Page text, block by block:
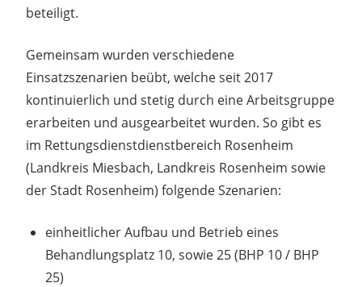
beteiligt.
Gemeinsam wurden verschiedene
Einsatzszenarien beübt, welche seit 2017
kontinuierlich und stetig durch eine Arbeitsgruppe
erarbeiten und ausgearbeitet wurden. So gibt es
im Rettungsdienstdienstbereich Rosenheim
(Landkreis Miesbach, Landkreis Rosenheim sowie
der Stadt Rosenheim) folgende Szenarien:
einheitlicher Aufbau und Betrieb eines
Behandlungsplatz 10, sowie 25 (BHP 10 / BHP
25)